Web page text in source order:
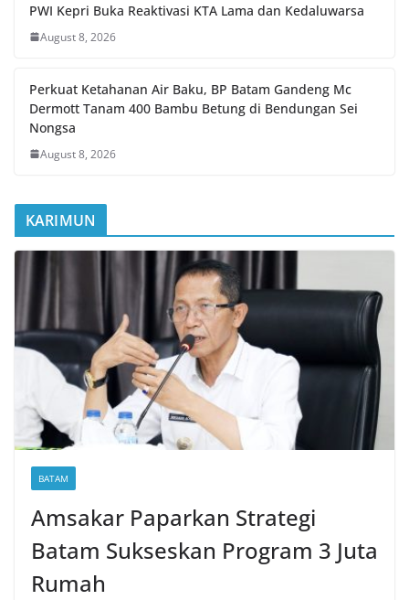
PWI Kepri Buka Reaktivasi KTA Lama dan Kedaluwarsa
August 8, 2026
Perkuat Ketahanan Air Baku, BP Batam Gandeng Mc
Dermott Tanam 400 Bambu Betung di Bendungan Sei
Nongsa
August 8, 2026
KARIMUN
BATAM
Amsakar Paparkan Strategi
Batam Sukseskan Program 3 Juta
Rumah